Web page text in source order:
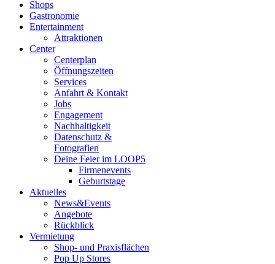
Shops
Gastronomie
Entertainment
Attraktionen
Center
Centerplan
Öffnungszeiten
Services
Anfahrt & Kontakt
Jobs
Engagement
Nachhaltigkeit
Datenschutz &
Fotografien
Deine Feier im LOOP5
Firmenevents
Geburtstage
Aktuelles
News&Events
Angebote
Rückblick
Vermietung
Shop- und Praxisflächen
Pop Up Stores